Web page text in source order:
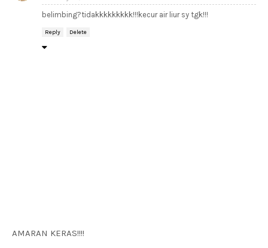
belimbing?tidakkkkkkkkk!!!kecur air liur sy tgk!!!
Reply Delete
AMARAN KERAS!!!!